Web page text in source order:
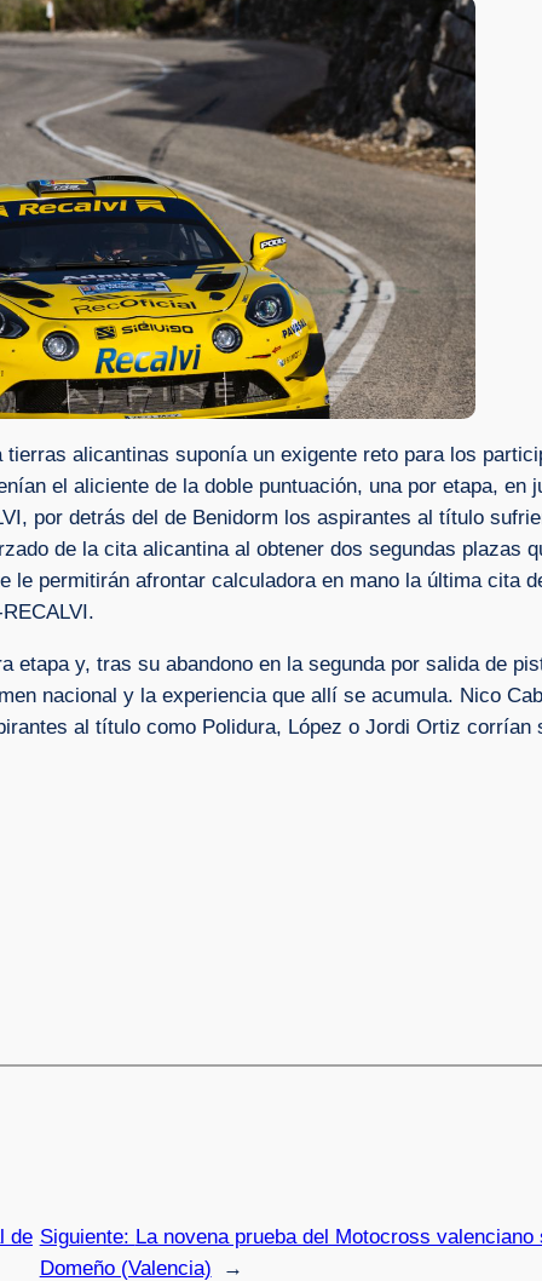
alicantinas suponía un exigente reto para los
el aliciente de la doble puntuación, una por etapa, en
por detrás del de Benidorm los aspirantes al título
de la cita alicantina al obtener dos segundas plazas
permitirán afrontar calculadora en mano la última cita
etapa y, tras su abandono en la segunda por salida de
nacional y la experiencia que allí se acumula. Nico
al título como Polidura, López o Jordi Ortiz corrían
de Siguiente: La novena prueba del Motocross valenciano
Domeño (Valencia)
→